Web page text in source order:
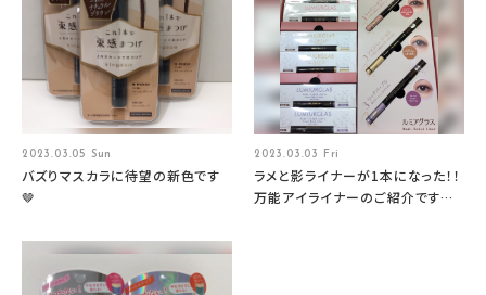
2023.03.05 Sun
バズりマスカラに待望の新色です
🤎
2023.03.03 Fri
ラメと影ライナーが1本になった！！
万能アイライナーのご紹介です🌹